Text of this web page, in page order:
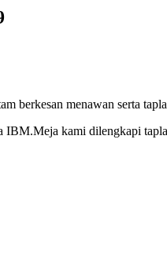
berkesan menawan serta
kami dilengkapi